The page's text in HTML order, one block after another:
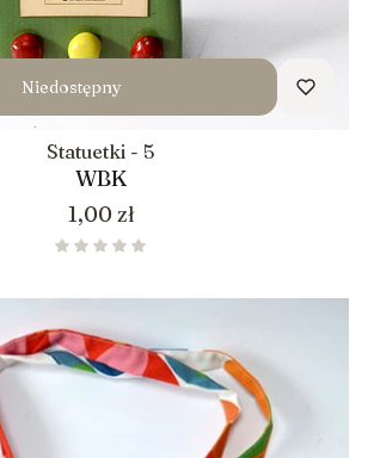
Niedostępny
Statuetki - 5
WBK
Cena
1,00 zł